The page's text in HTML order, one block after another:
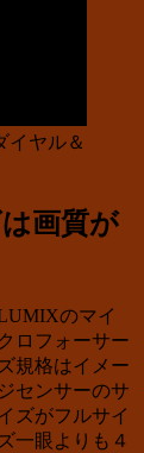
ヤル＆
画質が
のマイ
クロフォーサー
ズ規格はイメー
ジセンサーのサ
ズがフルサイ
ズ一眼よりも４